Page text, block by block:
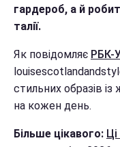
гардероб, а й
талії.
Як повідомляє РБК-
стильних образів
на кожен день.
Більше цікавого: